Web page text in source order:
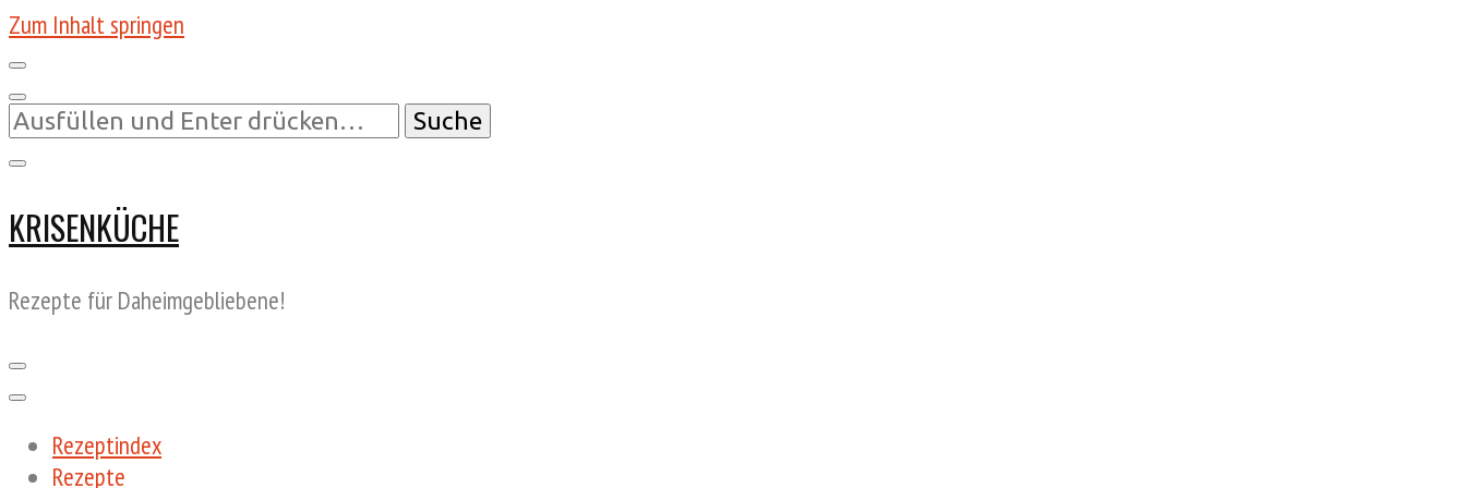
Zum Inhalt springen
Suchst
etwas?
KRISENKÜCHE
Rezepte für Daheimgebliebene!
Rezeptindex
Rezepte